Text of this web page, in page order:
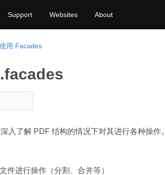
Support Websites About
使用 Facades
入了解 PDF 结构的情况下对其进行各种操作。
件进行操作（分割、合并等）